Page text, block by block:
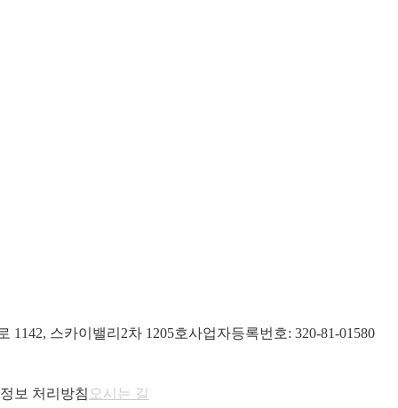
1142, 스카이밸리2차 1205호사업자등록번호: 320-81-01580
보 처리방침 오시는 길